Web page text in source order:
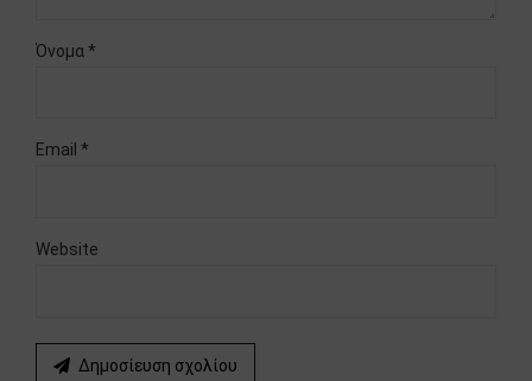
Όνομα *
Email *
Website
Δημοσίευση σχολίου